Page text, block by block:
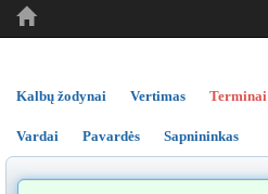
Kalbų žodynai Vertimas Terminai
Vardai Pavardės Sapnininkas